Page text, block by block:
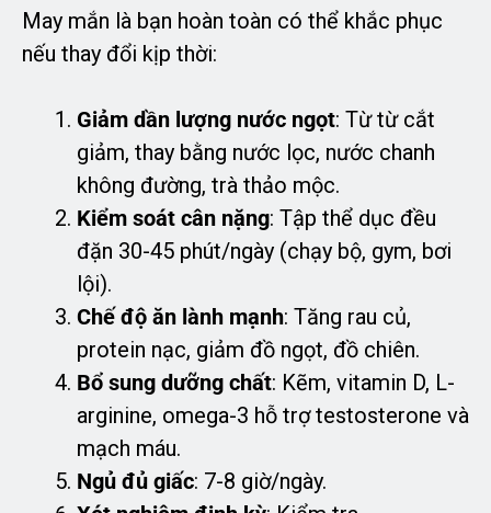
May mắn là bạn hoàn toàn có thể khắc phục
nếu thay đổi kịp thời:
Giảm dần lượng nước ngọt: Từ từ cắt
giảm, thay bằng nước lọc, nước chanh
không đường, trà thảo mộc.
Kiểm soát cân nặng: Tập thể dục đều
đặn 30-45 phút/ngày (chạy bộ, gym, bơi
lội).
Chế độ ăn lành mạnh: Tăng rau củ,
protein nạc, giảm đồ ngọt, đồ chiên.
Bổ sung dưỡng chất: Kẽm, vitamin D, L-
arginine, omega-3 hỗ trợ testosterone và
mạch máu.
Ngủ đủ giấc: 7-8 giờ/ngày.